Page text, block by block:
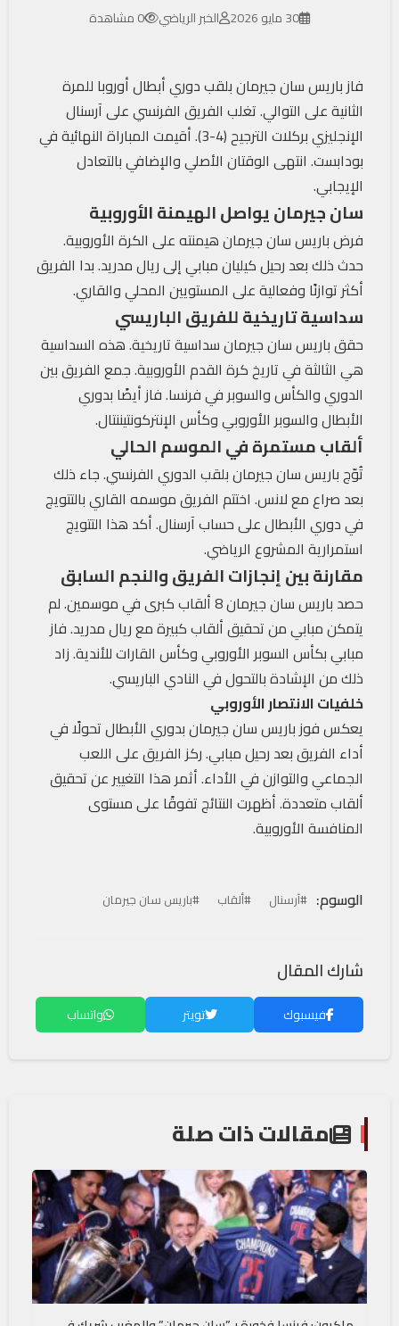
30 مايو 2026 الخبر الرياضي 0 مشاهدة
فاز باريس سان جيرمان بلقب دوري أبطال أوروبا للمرة
الثانية على التوالي. تغلب الفريق الفرنسي على آرسنال
الإنجليزي بركلات الترجيح (4-3). أقيمت المباراة النهائية في
بودابست. انتهى الوقتان الأصلي والإضافي بالتعادل
الإيجابي.
سان جيرمان يواصل الهيمنة الأوروبية
فرض باريس سان جيرمان هيمنته على الكرة الأوروبية.
حدث ذلك بعد رحيل كيليان مبابي إلى ريال مدريد. بدا الفريق
أكثر توازنًا وفعالية على المستويين المحلي والقاري.
سداسية تاريخية للفريق الباريسي
حقق باريس سان جيرمان سداسية تاريخية. هذه السداسية
هي الثالثة في تاريخ كرة القدم الأوروبية. جمع الفريق بين
الدوري والكأس والسوبر في فرنسا. فاز أيضًا بدوري
الأبطال والسوبر الأوروبي وكأس الإنتركونتيننتال.
ألقاب مستمرة في الموسم الحالي
تُوّج باريس سان جيرمان بلقب الدوري الفرنسي. جاء ذلك
بعد صراع مع لانس. اختتم الفريق موسمه القاري بالتتويج
في دوري الأبطال على حساب آرسنال. أكد هذا التتويج
استمرارية المشروع الرياضي.
مقارنة بين إنجازات الفريق والنجم السابق
حصد باريس سان جيرمان 8 ألقاب كبرى في موسمين. لم
يتمكن مبابي من تحقيق ألقاب كبيرة مع ريال مدريد. فاز
مبابي بكأس السوبر الأوروبي وكأس القارات للأندية. زاد
ذلك من الإشادة بالتحول في النادي الباريسي.
خلفيات الانتصار الأوروبي
يعكس فوز باريس سان جيرمان بدوري الأبطال تحولًا في
أداء الفريق بعد رحيل مبابي. ركز الفريق على اللعب
الجماعي والتوازن في الأداء. أثمر هذا التغيير عن تحقيق
ألقاب متعددة. أظهرت النتائج تفوقًا على مستوى
المنافسة الأوروبية.
الوسوم: #آرسنال #ألقاب #باريس سان جيرمان
شارك المقال
فيسبوك تويتر واتساب
مقالات ذات صلة